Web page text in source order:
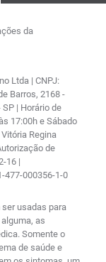
da
Ltda | CNPJ:
Barros, 2168 -
| Horário de
17:00h e Sábado
Regina
de
16 |
477-000356-1-0
usadas para
as
Somente o
de saúde e